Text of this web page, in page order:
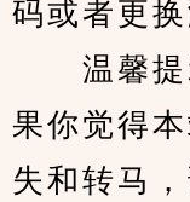
码或者更换
温馨提
果你觉得
失和转马